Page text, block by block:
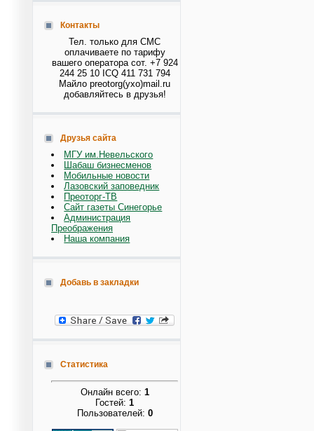
Контакты
Тел. только для СМС
оплачиваете по тарифу
вашего оператора сот. +7 924
244 25 10 ICQ 411 731 794
Майло preotorg(ухо)mail.ru
добавляйтесь в друзья!
Друзья сайта
МГУ им.Невельского
Шабаш бизнесменов
Мобильные новости
Лазовский заповедник
Преоторг-ТВ
Сайт газеты Синегорье
Администрация
Преображения
Наша компания
Добавь в закладки
Статистика
Онлайн всего: 1
Гостей: 1
Пользователей: 0